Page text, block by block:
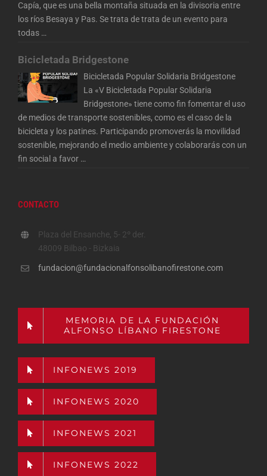
Capía, que es una bella montaña situada en la divisoria entre
los ríos Besaya y Pas. Se trata de trata de un evento para
todas …
Bicicletada Bridgestone
Bicicletada Popular Solidaria Bridgestone
La «V Bicicletada Popular Solidaria
Bridgestone» tiene como fin fomentar el uso
de medios de transporte sostenibles, como es el caso de la
bicicleta y los patines. Participando promoverás la movilidad
sostenible, mejorando el medio ambiente y colaborarás con un
fin social a favor …
CONTACTO
Plaza del Ensanche, 5- 2º der.
48009 Bilbao - Bizkaia
fundacion@fundacionalfonsolibanofirestone.com
MEMORIA DE LA FUNDACIÓN
ALFONSO LÍBANO FIRESTONE
INFONEWS 2019
INFONEWS 2020
INFONEWS 2021
INFONEWS 2022